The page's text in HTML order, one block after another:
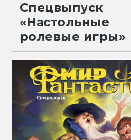
Спецвыпуск
«Настольные
ролевые игры»